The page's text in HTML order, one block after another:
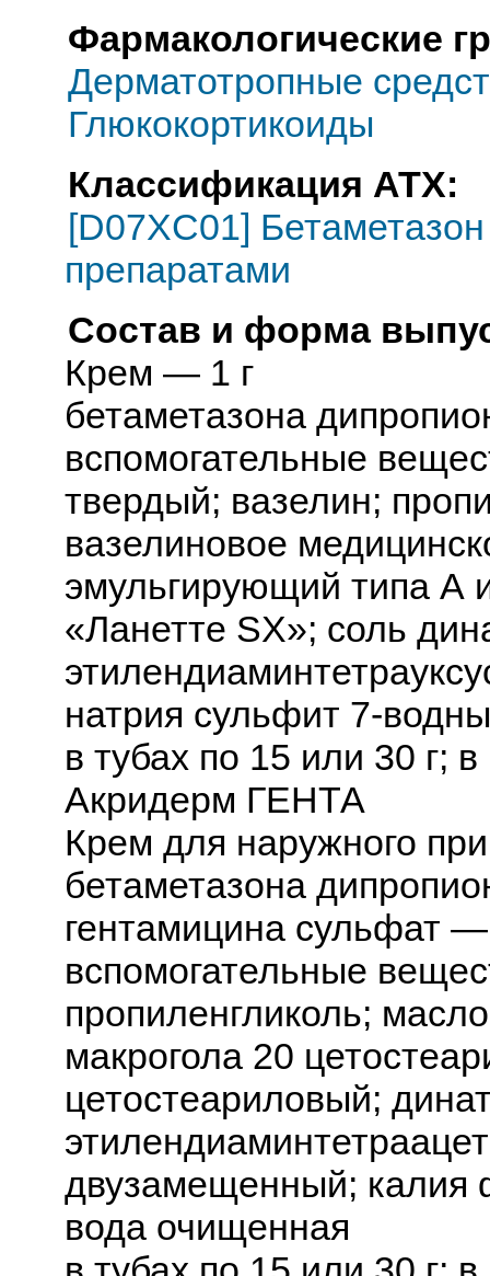
Фармакологические
Дерматотропные
Глюкокортикоиды
Классификация АТХ:
[D07XC01]
препаратами
Состав и форма
Крем — 1 г
бетаметазона
вспомогательные
твердый; вазелин;
вазелиновое
эмульгирующий типа А
«Ланетте SX»; соль
натрия сульфит 7-
в тубах по 15 или 30 г;
Акридерм ГЕНТА
Крем для наружного
бетаметазона
гентамицина сульфат
вспомогательные
пропиленгликоль;
макрогола 20
цетостеариловый;
двузамещенный;
вода очищенная